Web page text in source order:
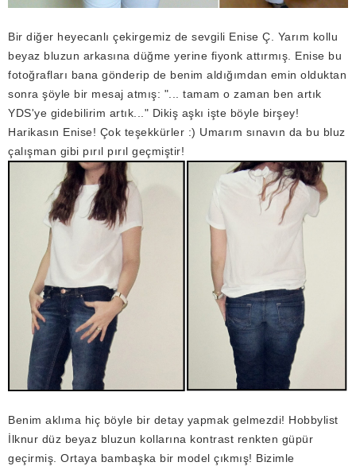
Bir diğer heyecanlı çekirgemiz de sevgili Enise Ç. Yarım kollu
beyaz bluzun arkasına düğme yerine fiyonk attırmış. Enise bu
fotoğrafları bana gönderip de benim aldığımdan emin olduktan
sonra şöyle bir mesaj atmış: "... tamam o zaman ben artık
YDS'ye gidebilirim artık..." Dikiş aşkı işte böyle birşey!
Harikasın Enise! Çok teşekkürler :) Umarım sınavın da bu bluz
çalışman gibi pırıl pırıl geçmiştir!
Benim aklıma hiç böyle bir detay yapmak gelmezdi! Hobbylist
İlknur düz beyaz bluzun kollarına kontrast renkten güpür
geçirmiş. Ortaya bambaşka bir model çıkmış! Bizimle